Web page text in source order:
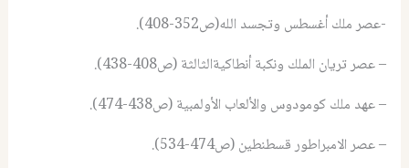
-عصر ملك أغسطس وتجسد الله(ص352-408).
– عصر تريان الملك ونكبة أنطاكيةالثالثة (ص408-438).
– عهد ملك كومودوس والألعاب الأولمبية (ص438-474).
– عصر الامبراطور قسطنطين (ص474-534).